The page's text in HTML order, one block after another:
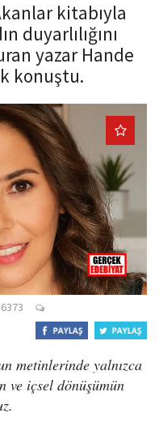
kitabıyla
duyarlılığını
yazar Hande
konuştu.
6373
metinlerinde yalnızca
ve içsel dönüşümün